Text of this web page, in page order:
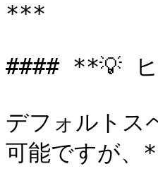
***
#### **💡
デフォルト